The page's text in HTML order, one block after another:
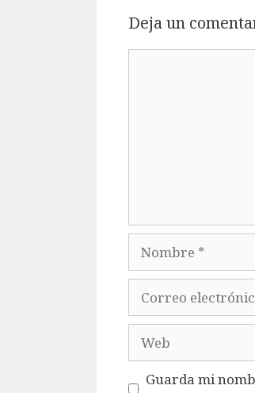
Deja un
Nombre
electrónico
Guarda mi